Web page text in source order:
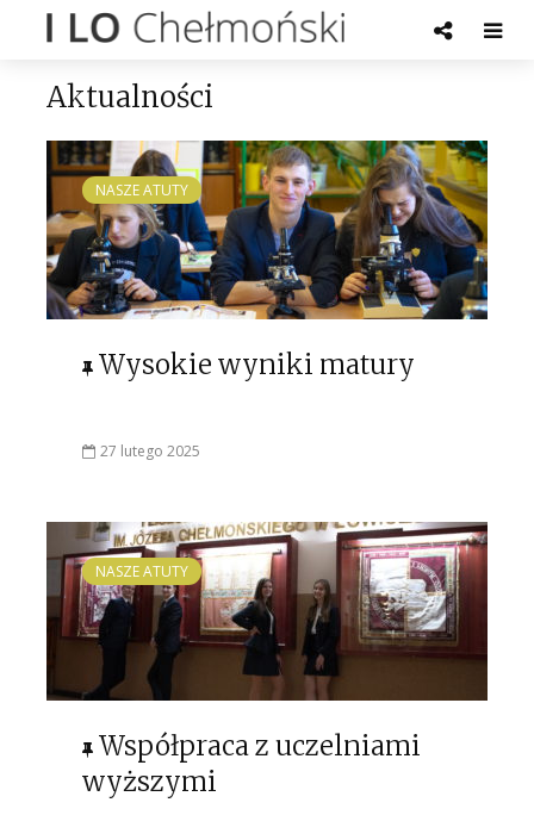
Aktualności
NASZE ATUTY
Wysokie wyniki matury
27 lutego 2025
NASZE ATUTY
Współpraca z uczelniami
wyższymi